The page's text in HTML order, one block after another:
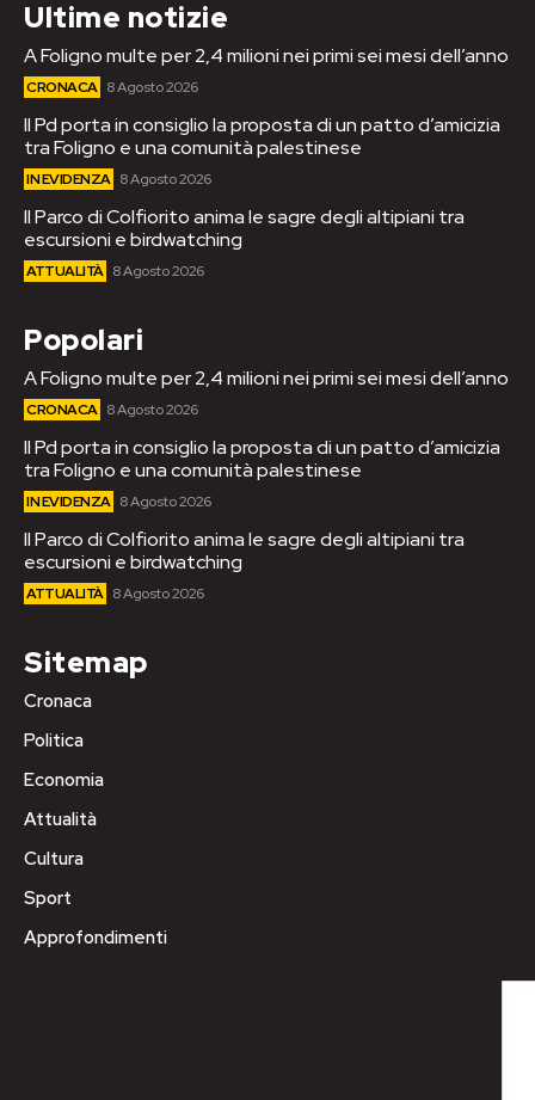
Ultime notizie
A Foligno multe per 2,4 milioni nei primi sei mesi dell’anno
CRONACA 8 Agosto 2026
Il Pd porta in consiglio la proposta di un patto d’amicizia
tra Foligno e una comunità palestinese
IN EVIDENZA 8 Agosto 2026
Il Parco di Colfiorito anima le sagre degli altipiani tra
escursioni e birdwatching
ATTUALITÀ 8 Agosto 2026
Popolari
A Foligno multe per 2,4 milioni nei primi sei mesi dell’anno
CRONACA 8 Agosto 2026
Il Pd porta in consiglio la proposta di un patto d’amicizia
tra Foligno e una comunità palestinese
IN EVIDENZA 8 Agosto 2026
Il Parco di Colfiorito anima le sagre degli altipiani tra
escursioni e birdwatching
ATTUALITÀ 8 Agosto 2026
Sitemap
Cronaca
Politica
Economia
Attualità
Cultura
Sport
Approfondimenti